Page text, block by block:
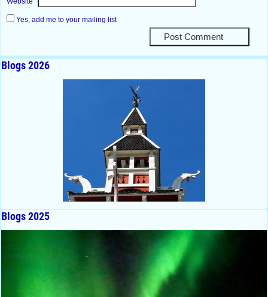
Yes, add me to your mailing list
Blogs 2026
Blogs 2025